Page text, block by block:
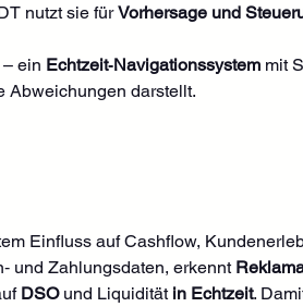
nutzt sie für Vorhersage und
– ein Echtzeit‑Navigationssystem mit
Abweichungen darstellt.
Einfluss auf Cashflow,
und Zahlungsdaten, erkennt
DSO und Liquidität in Echtzeit.